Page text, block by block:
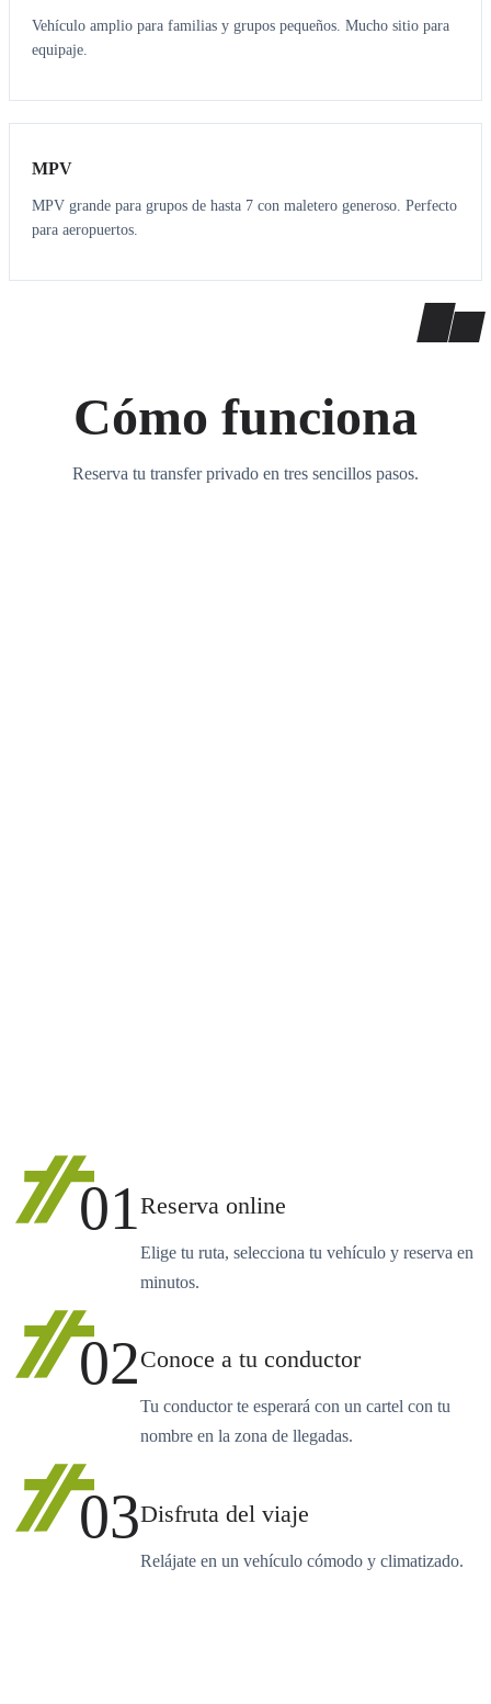
Vehículo amplio para familias y grupos pequeños. Mucho sitio para
equipaje.
7 7
MPV
MPV grande para grupos de hasta 7 con maletero generoso. Perfecto
para aeropuertos.
Cómo funciona
Reserva tu transfer privado en tres sencillos pasos.
01Reserva online
Elige tu ruta, selecciona tu vehículo y reserva en
minutos.
02Conoce a tu conductor
Tu conductor te esperará con un cartel con tu
nombre en la zona de llegadas.
03Disfruta del viaje
Relájate en un vehículo cómodo y climatizado.